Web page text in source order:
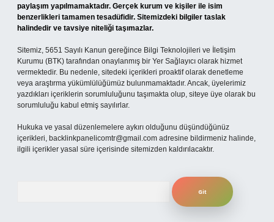
paylaşım yapılmamaktadır. Gerçek kurum ve kişiler ile isim
benzerlikleri tamamen tesadüfidir. Sitemizdeki bilgiler taslak
halindedir ve tavsiye niteliği taşımazlar.
Sitemiz, 5651 Sayılı Kanun gereğince Bilgi Teknolojileri ve İletişim
Kurumu (BTK) tarafından onaylanmış bir Yer Sağlayıcı olarak hizmet
vermektedir. Bu nedenle, sitedeki içerikleri proaktif olarak denetleme
veya araştırma yükümlülüğümüz bulunmamaktadır. Ancak, üyelerimiz
yazdıkları içeriklerin sorumluluğunu taşımakta olup, siteye üye olarak bu
sorumluluğu kabul etmiş sayılırlar.
Hukuka ve yasal düzenlemelere aykırı olduğunu düşündüğünüz
içerikleri, backlinkpanelicomtr@gmail.com adresine bildirmeniz halinde,
ilgili içerikler yasal süre içerisinde sitemizden kaldırılacaktır.